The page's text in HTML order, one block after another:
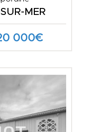
MER
000€